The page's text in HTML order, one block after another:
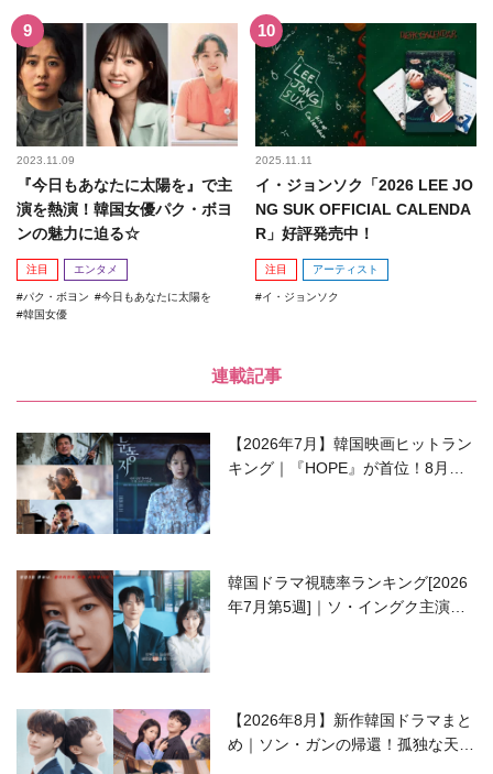
2023.11.09
『今日もあなたに太陽を』で主
演を熱演！韓国女優パク・ボヨ
ンの魅力に迫る☆
注目 エンタメ
パク・ボヨン
今日もあなたに太陽を
韓国女優
2025.11.11
イ・ジョンソク「2026 LEE JO
NG SUK OFFICIAL CALENDA
R」好評発売中！
注目 アーティスト
イ・ジョンソク
連載記事
【2026年7月】韓国映画ヒットラン
キング｜『HOPE』が首位！8月公
韓国ドラマ視聴率ランキング[2026
年7月第5週]｜ソ・イングク主演の
【2026年8月】新作韓国ドラマまと
め｜ソン・ガンの帰還！孤独な天才